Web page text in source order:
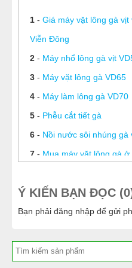
1- Giá máy vặt lông gà
Viễn Đông
2- Máy nhổ lông gà vịt
3- Máy vặt lông gà VD65
4- Máy làm lông gà VD70
5- Phễu cắt tiết gà
6- Nồi nước sôi nhúng gà
7- Mua máy vặt lông gà
9-
Xưởng sản xuất máy
10-Cấu tạo máy vặt lông
11-Vì sao máy vặt lông
Ý KIẾN BẠN ĐỌC
Bạn phải đăng nhập để gửi